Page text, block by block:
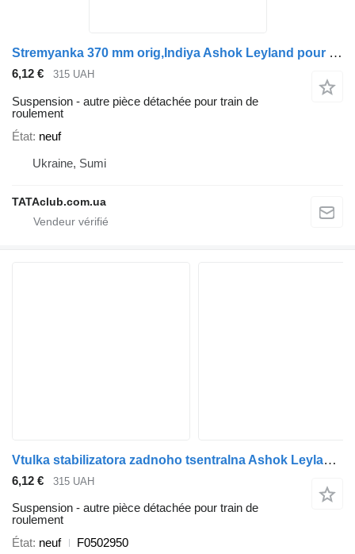
Stremyanka 370 mm orig,Indiya Ashok Leyland pour bus
6,12 € 315 UAH
Suspension - autre pièce détachée pour train de
roulement
État neuf
Ukraine, Sumi
TATAclub.com.ua
Vtulka stabilizatora zadnoho tsentralna Ashok Leyland E3 E4 E5 F0502950 pour bus BAZ Ashok Leyland Bogdan
6,12 € 315 UAH
Suspension - autre pièce détachée pour train de
roulement
État neuf
F0502950